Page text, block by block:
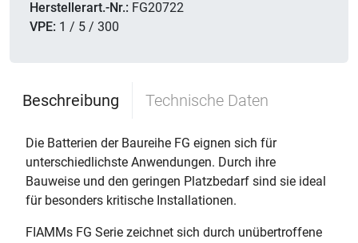
Herstellerart.-Nr.: FG20722
VPE: 1 / 5 / 300
Beschreibung Technische Daten
Die Batterien der Baureihe FG eignen sich für
unterschiedlichste Anwendungen. Durch ihre
Bauweise und den geringen Platzbedarf sind sie ideal
für besonders kritische Installationen.
FIAMMs FG Serie zeichnet sich durch unübertroffene